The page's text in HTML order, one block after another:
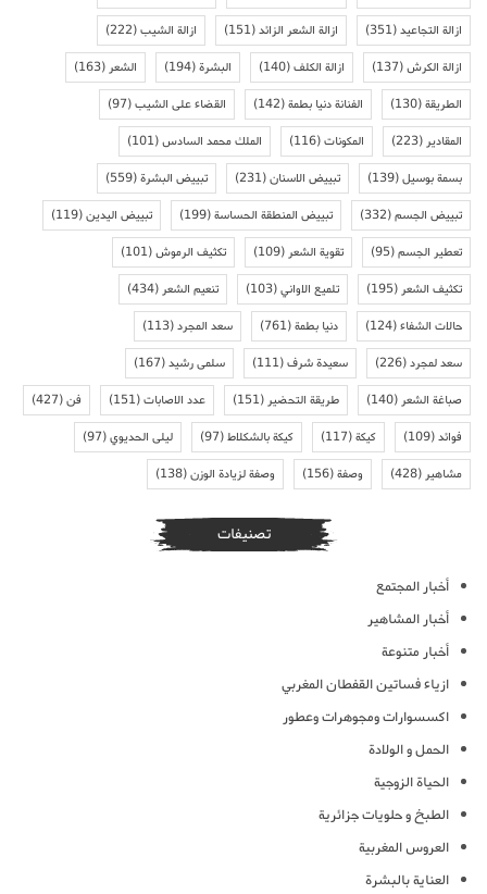
ازالة التجاعيد(351) ازالة الشعر الزائد(151) ازالة الشيب(222)
ازالة الكرش(137) ازالة الكلف(140) البشرة(194) الشعر(163)
الطريقة(130) الفنانة دنيا بطمة(142) القضاء على الشيب(97)
المقادير(223) المكونات(116) الملك محمد السادس(101)
بسمة بوسيل(139) تبييض الاسنان(231) تبييض البشرة(559)
تبييض الجسم(332) تبييض المنطقة الحساسة(199) تبييض اليدين(119)
تعطير الجسم(95) تقوية الشعر(109) تكثيف الرموش(101)
تكثيف الشعر(195) تلميع الاواني(103) تنعيم الشعر(434)
حالات الشفاء(124) دنيا بطمة(761) سعد المجرد(113)
سعد لمجرد(226) سعيدة شرف(111) سلمى رشيد(167)
صباغة الشعر(140) طريقة التحضير(151) عدد الاصابات(151) فن(427)
فوائد(109) كيكة(117) كيكة بالشكلاط(97) ليلى الحديوي(97)
مشاهير(428) وصفة(156) وصفة لزيادة الوزن(138)
تصنيفات
أخبار المجتمع
أخبار المشاهير
أخبار متنوعة
ازياء فساتين القفطان المغربي
اكسسوارات ومجوهرات وعطور
الحمل و الولادة
الحياة الزوجية
الطبخ و حلويات جزائرية
العروس المغربية
العناية بالبشرة